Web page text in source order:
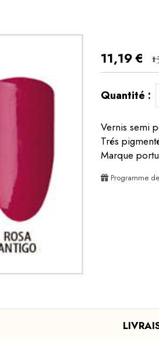
11,19€
Quantité :
Vernis semi
Trés
Marque
Programme